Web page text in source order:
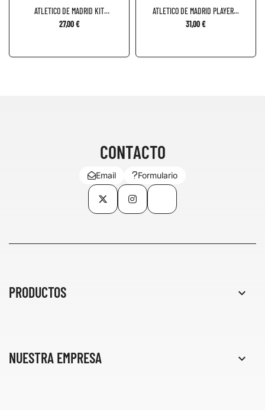
ATLETICO DE MADRID KIT
NIÑO...
27,00 €
ATLETICO DE MADRID PLAYER...
31,00 €
CONTACTO
Email Formulario
Twitter InstagramTikTok
PRODUCTOS 
NUESTRA EMPRESA 